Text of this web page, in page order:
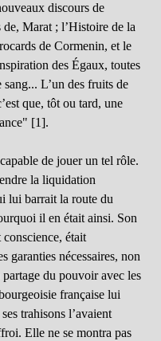
discours de
Marat ; l’Histoire de la
de Cormenin, et le
des Égaux, toutes
L’un des fruits de
que, tôt ou tard, une
[1].
de jouer un tel rôle.
la liquidation
lui barrait la route du
il en était ainsi. Son
était
garanties nécessaires, non
du pouvoir avec les
française lui
trahisons l’avaient
Elle ne se montra pas